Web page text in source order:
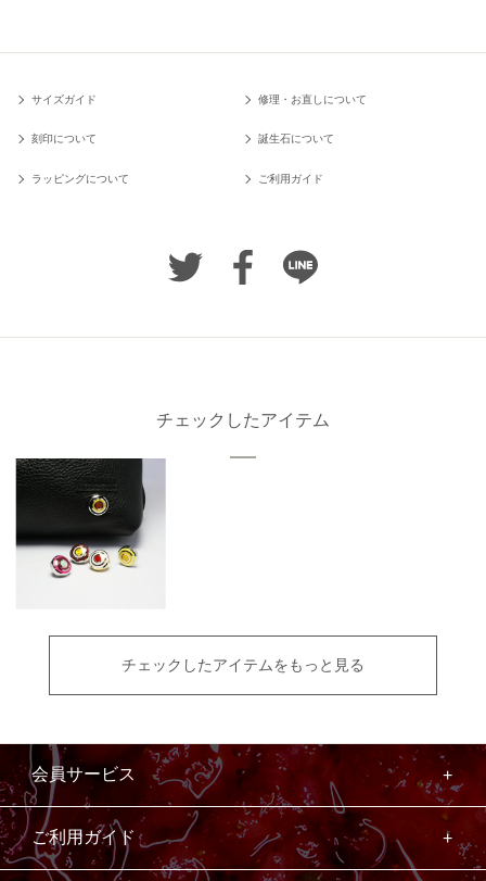
サイズガイド 修理・お直しについて
刻印について 誕生石について
ラッピングについて ご利用ガイド
チェックしたアイテム
チェックしたアイテムをもっと見る
会員サービス
ご利用ガイド